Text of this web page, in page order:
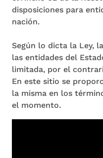
disposiciones para
nación.
Según lo dicta la Ley,
las entidades del
limitada, por el
En este sitio se
la misma en los
el momento.